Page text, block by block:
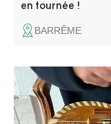
en tournée !
BARRÊME
Un beau week-
les traditions de